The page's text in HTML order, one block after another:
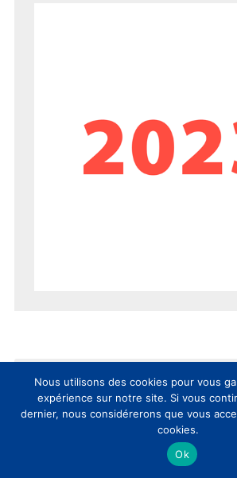
SEMAINE
Nous utilisons des cookies pour vous
expérience sur notre site. Si vous
dernier, nous considérerons que vous
cookies.
Ok